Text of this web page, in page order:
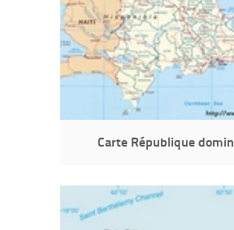
Carte République